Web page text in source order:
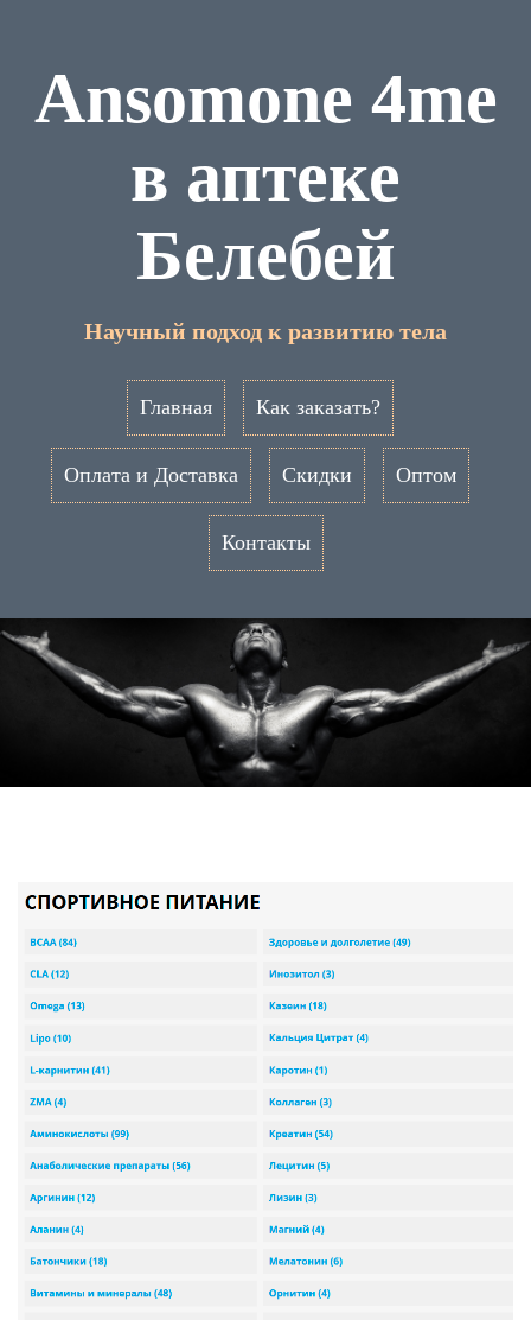
Ansomone 4me
в аптеке
Белебей
Научный подход к развитию тела
Главная Как заказать?
Оплата и Доставка Скидки Оптом
Контакты